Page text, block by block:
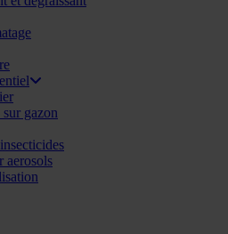
gazon
aerosols